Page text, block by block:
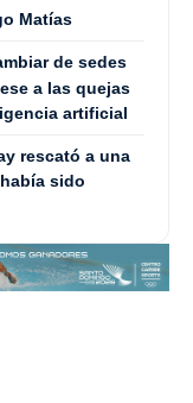
Matías
de sedes
a las quejas
artificial
rescató a una
sido